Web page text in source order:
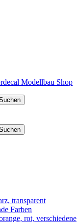
transparent
Farben
rot, verschiedene